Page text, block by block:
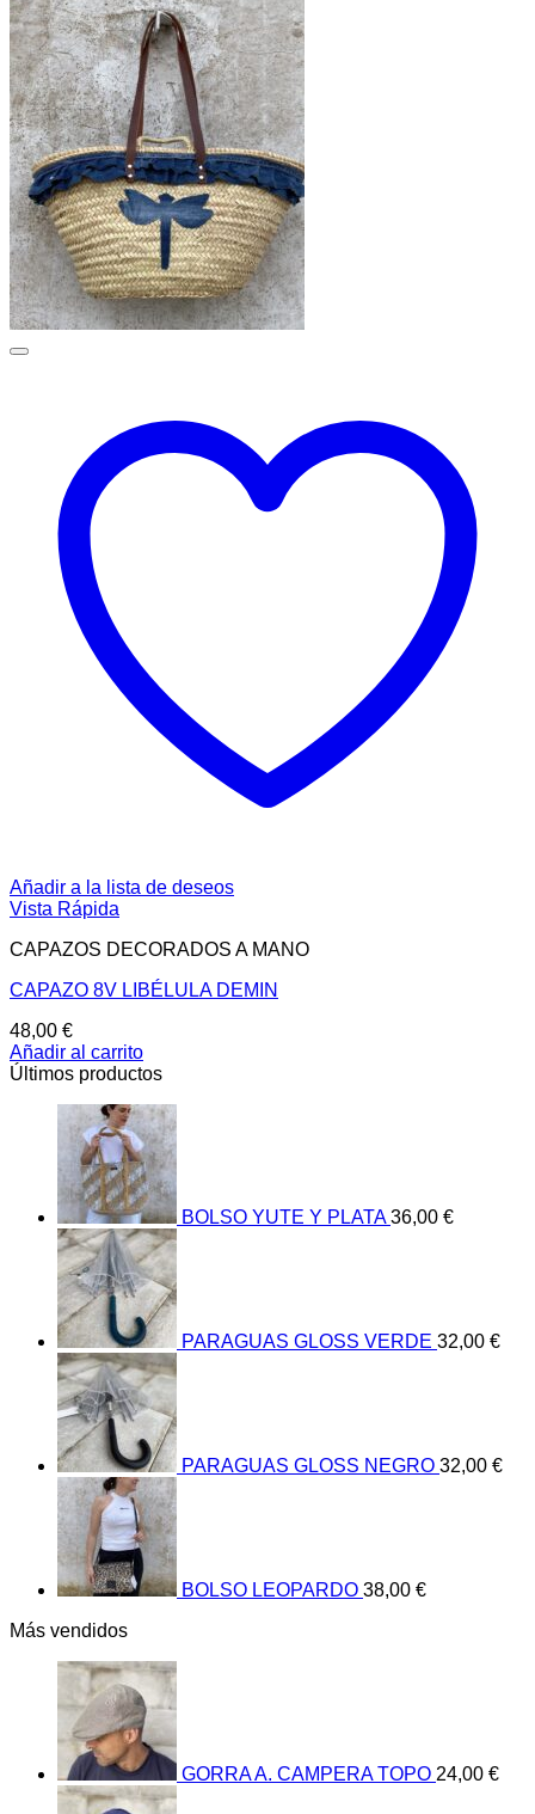
Añadir a la lista de deseos
Vista Rápida
CAPAZOS DECORADOS A MANO
CAPAZO 8V LIBÉLULA DEMIN
48,00 €
Añadir al carrito
Últimos productos
BOLSO YUTE Y PLATA 36,00 €
PARAGUAS GLOSS VERDE 32,00 €
PARAGUAS GLOSS NEGRO 32,00 €
BOLSO LEOPARDO 38,00 €
Más vendidos
GORRA A. CAMPERA TOPO 24,00 €